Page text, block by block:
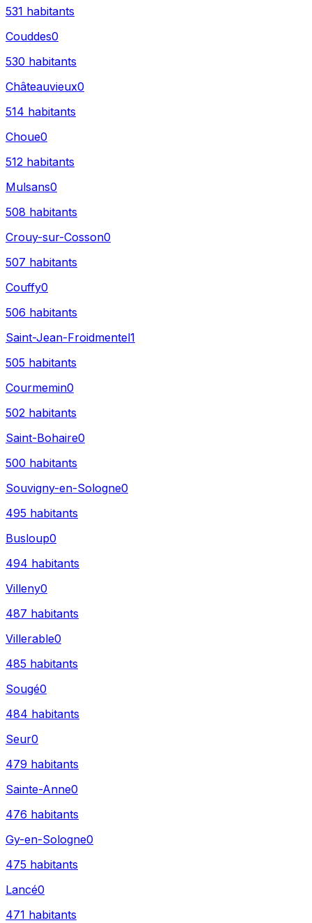
531 habitants
Couddes0
530 habitants
Châteauvieux0
514 habitants
Choue0
512 habitants
Mulsans0
508 habitants
Crouy-sur-Cosson0
507 habitants
Couffy0
506 habitants
Saint-Jean-Froidmentel1
505 habitants
Courmemin0
502 habitants
Saint-Bohaire0
500 habitants
Souvigny-en-Sologne0
495 habitants
Busloup0
494 habitants
Villeny0
487 habitants
Villerable0
485 habitants
Sougé0
484 habitants
Seur0
479 habitants
Sainte-Anne0
476 habitants
Gy-en-Sologne0
475 habitants
Lancé0
471 habitants